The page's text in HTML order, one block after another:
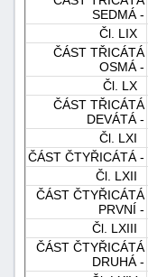
SEDMÁ -
Čl. LIX
ČÁST TŘICÁTÁ
OSMÁ -
Čl. LX
ČÁST TŘICÁTÁ
DEVÁTÁ -
Čl. LXI
ČÁST ČTYŘICÁTÁ -
Čl. LXII
ČÁST ČTYŘICÁTÁ
PRVNÍ -
Čl. LXIII
ČÁST ČTYŘICÁTÁ
DRUHÁ -